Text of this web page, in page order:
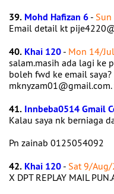
39. Mohd Hafizan 6 -
Email detail kt
40. Khai 120 - Mon 14/
salam.masih ada lagi ke
boleh fwd ke email saya?
mknyzam01@gmail.com.
41. Innbeba0514 Gmail
Kalau saya nk berniaga
Pn zainab 0125054092
42. Khai 120 - Sat 9/
X DPT REPLAY MAIL